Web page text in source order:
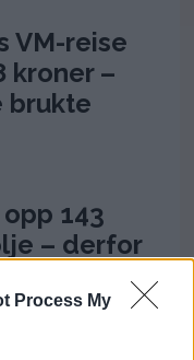
Process My
VM-reise
kroner –
brukte
143
– derfor